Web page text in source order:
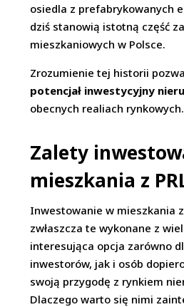
osiedla z prefabrykowanych
dziś stanowią istotną część
mieszkaniowych w Polsce.
Zrozumienie tej historii
potencjał inwestycyjny
obecnych realiach rynkowych.
Zalety
mieszkania z
Inwestowanie w mieszkania
zwłaszcza te wykonane z
interesująca opcja zarówno
inwestorów, jak i osób
swoją przygodę z rynkiem
Dlaczego warto się nimi